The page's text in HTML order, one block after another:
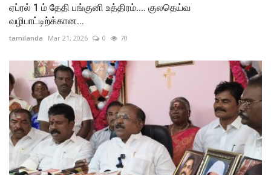
ஏப்ரல் 1 ம் தேதி பங்குனி உத்திரம்.... குலதெய்வ
வழிபாட்டிற்க்கான...
tamilanda Mar 21, 2026 0 70